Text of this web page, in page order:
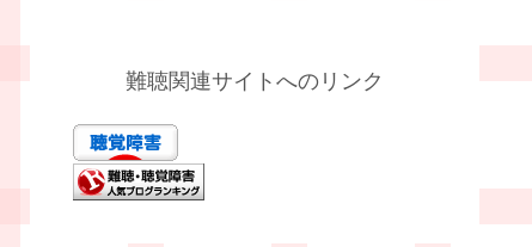
難聴関連サイトへのリンク